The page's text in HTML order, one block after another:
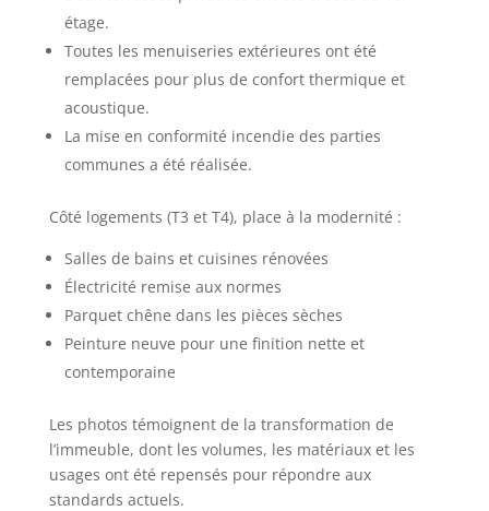
étage.
Toutes les menuiseries extérieures ont été
remplacées pour plus de confort thermique et
acoustique.
La mise en conformité incendie des parties
communes a été réalisée.
Côté logements (T3 et T4), place à la modernité :
Salles de bains et cuisines rénovées
Électricité remise aux normes
Parquet chêne dans les pièces sèches
Peinture neuve pour une finition nette et
contemporaine
Les photos témoignent de la transformation de
l’immeuble, dont les volumes, les matériaux et les
usages ont été repensés pour répondre aux
standards actuels.